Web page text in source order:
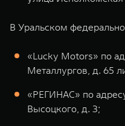
В Уральском
«Lucky Motors» по
Металлургов, д. 65
«РЕГИНАС» по
Высоцкого, д. 3;